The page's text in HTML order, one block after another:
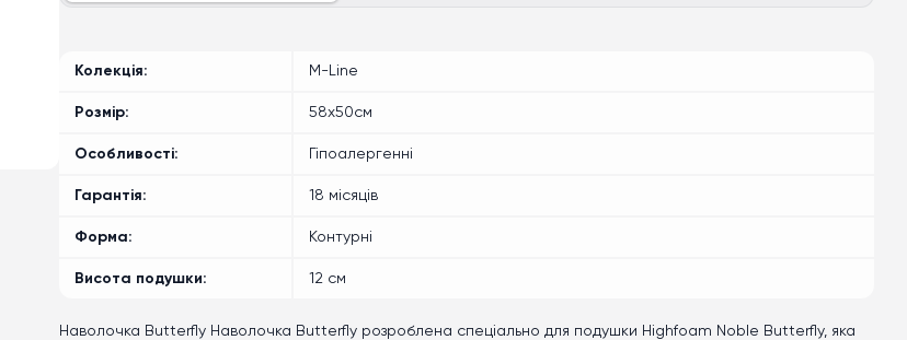
Колекція M-Line
Розмір 58x50см
Особливості Гіпоалергенні
Гарантія 18 місяців
Форма Контурні
Висота подушки 12 см
Наволочка Butterfly Наволочка Butterfly розроблена спеціально для подушки Highfoam Noble Butterfly, яка